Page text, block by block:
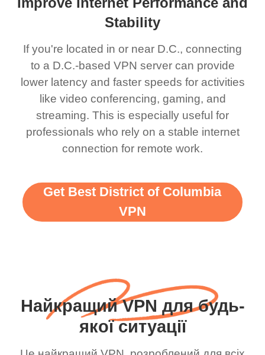
Stability
If you're located in or near D.C., connecting
to a D.C.-based VPN server can provide
lower latency and faster speeds for activities
like video conferencing, gaming, and
streaming. This is especially useful for
professionals who rely on a stable internet
connection for remote work.
Get Best District of Columbia
VPN
Найкращий VPN для будь-
якої ситуації